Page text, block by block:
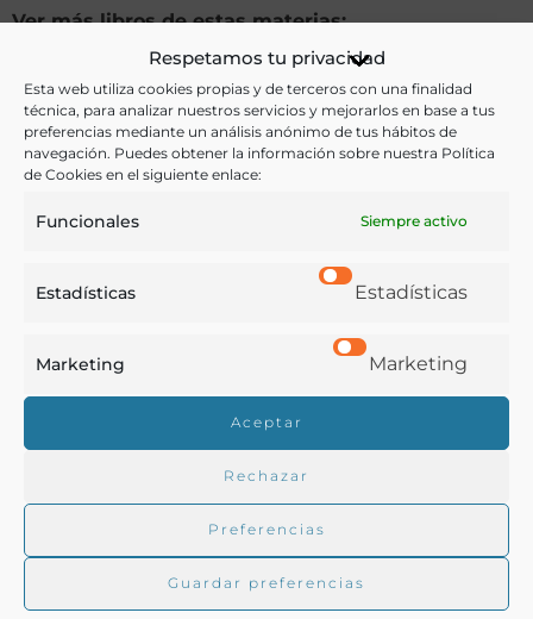
Respetamos tu privacidad
Esta web utiliza cookies propias y de terceros con una finalidad
técnica, para analizar nuestros servicios y mejorarlos en base a tus
preferencias mediante un análisis anónimo de tus hábitos de
navegación. Puedes obtener la información sobre nuestra Política
de Cookies en el siguiente enlace:
Funcionales Siempre activo
Estadísticas Estadísticas
Marketing Marketing
Aceptar
Rechazar
Preferencias
Guardar preferencias
Ver más libros de estas materias:
Ver más libros con las palabras clave:
Galicia,Política agraria, Pontevedra
Buscar en la biblioteca
Biblioteca digital Duque de Ahumada
Buscar